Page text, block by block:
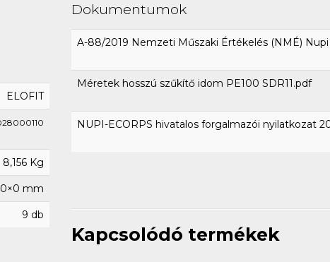
Dokumentumok
A-88/2019 Nemzeti Műszaki Értékelés (NMÉ) Nupi
Méretek hosszú szűkítő idom PE100 SDR11.pdf
NUPI-ECORPS hivatalos forgalmazói nyilatkozat
ELOFIT
8,156 Kg
mm
9 db
Kapcsolódó termékek